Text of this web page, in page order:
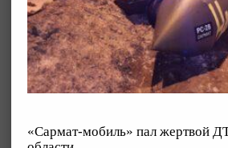
«Сармат-мобиль» пал жертвой